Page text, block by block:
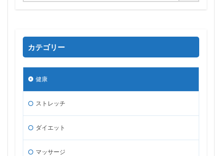
カテゴリー
健康
ストレッチ
ダイエット
マッサージ